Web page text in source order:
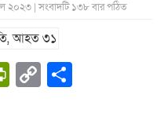
২০২৩ | সংবাদটি ১৩৮ বার পঠিত
PrintFriendly
Copy